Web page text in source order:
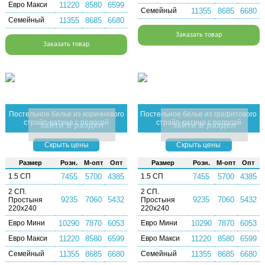
Евро Макси 11220 8580 6599
Семейный 11355 8685 6680
Заказать товар
Семейный 11355 8685 6680
Заказать товар
Постельное белье из коричневого
страйп-сатина с полосой
зайти в раздел
Скрыть цены
Раз­мер Розн. М-опт Опт
1.5 СП 7455 5700 4385
2 СП.
Простыня
220х240
9235 7060 5432
Евро Мини 10290 7870 6053
Евро Макси 11220 8580 6599
Семейный 11355 8685 6680
Постельное белье из графитового
страйп-сатина с полосой
зайти в раздел
Скрыть цены
Раз­мер Розн. М-опт Опт
1.5 СП 7455 5700 4385
2 СП.
Простыня
220х240
9235 7060 5432
Евро Мини 10290 7870 6053
Евро Макси 11220 8580 6599
Семейный 11355 8685 6680